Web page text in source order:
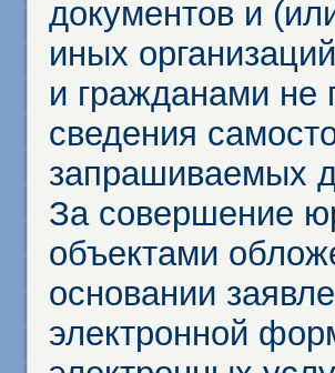
документов и
иных
и гражданами не
сведения
запрашиваемых
За совершение
объектами
основании
электронной